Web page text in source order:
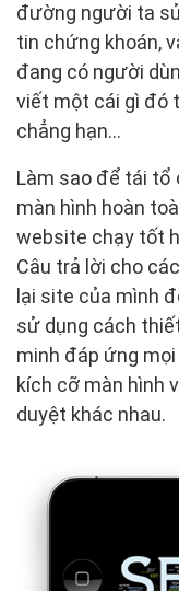
đường người ta
tin chứng khoán,
đang có người
viết một cái gì đó
chẳng hạn…
Làm sao để tái
màn hình hoàn
website chạy tốt
Câu trả lời cho
lại site của mình
sử dụng cách
minh đáp ứng
kích cỡ màn hình
duyệt khác nhau.